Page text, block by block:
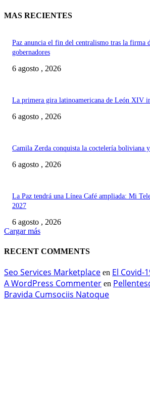
MAS RECIENTES
Paz anuncia el fin del centralismo tras la firma
gobernadores
6 agosto , 2026
La primera gira latinoamericana de León XIV
6 agosto , 2026
Camila Zerda conquista la coctelería boliviana
6 agosto , 2026
La Paz tendrá una Línea Café ampliada: Mi
2027
6 agosto , 2026
Cargar más
RECENT COMMENTS
Seo Services Marketplace en El Covid-
A WordPress Commenter en
Bravida Cumsociis Natoque